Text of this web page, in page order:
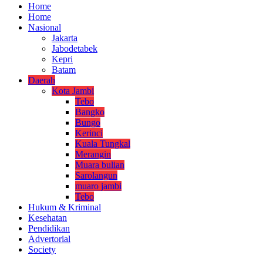
Home
Home
Nasional
Jakarta
Jabodetabek
Kepri
Batam
Daerah
Kota Jambi
Tebo
Bangko
Bungo
Kerinci
Kuala Tungkal
Merangin
Muara bulian
Sarolangun
muaro jambi
Tebo
Hukum & Kriminal
Kesehatan
Pendidikan
Advertorial
Society